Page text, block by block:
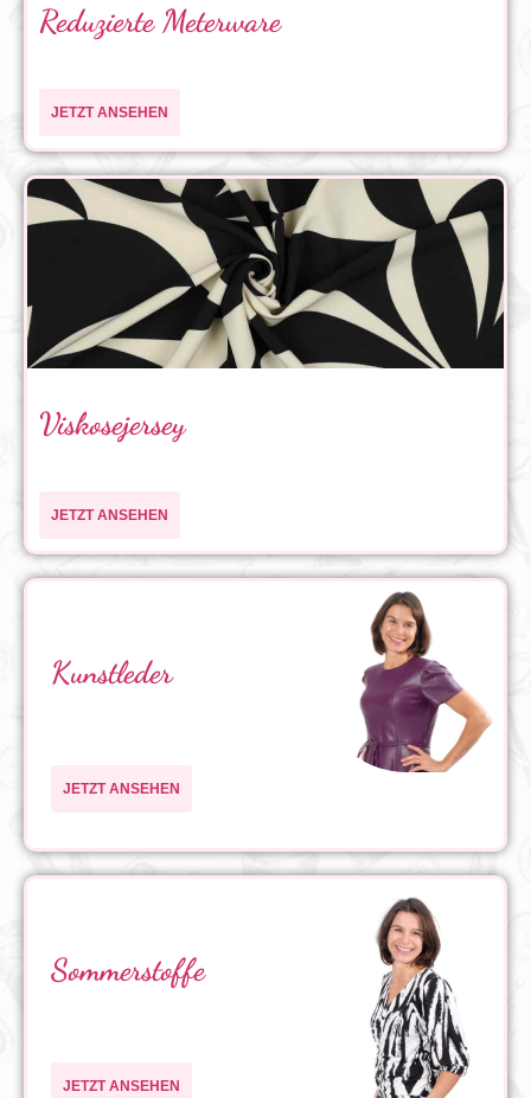
Reduzierte Meterware
JETZT ANSEHEN
Viskosejersey
JETZT ANSEHEN
Kunstleder
JETZT ANSEHEN
Sommerstoffe
JETZT ANSEHEN